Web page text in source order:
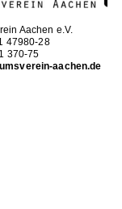
Aachen e.V.
47980-28
370-75
aachen.de